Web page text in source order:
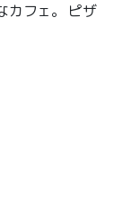
カフェ。 ピザ